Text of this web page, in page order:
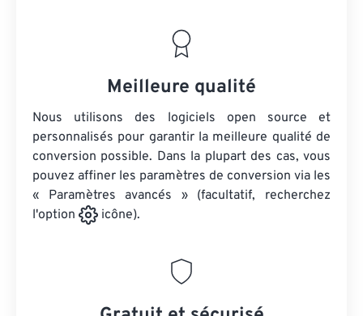
Meilleure qualité
Nous utilisons des logiciels open source et
personnalisés pour garantir la meilleure qualité de
conversion possible. Dans la plupart des cas, vous
pouvez affiner les paramètres de conversion via les
« Paramètres avancés » (facultatif, recherchez
l'option
icône).